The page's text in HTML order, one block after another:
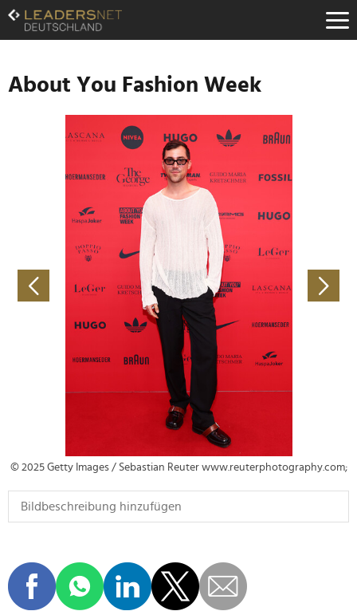
Zum
Inhalt
Zur
Navigation
Zur
Hauptnavigation
About You Fashion Week
© 2025 Getty Images / Sebastian Reuter www.reuterphotography.com;